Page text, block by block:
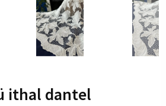
ithal dantel